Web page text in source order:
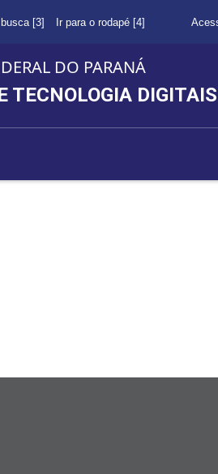
[3] Ir para o rodapé [4]
DO PARANÁ
TECNOLOGIA DIGITAIS